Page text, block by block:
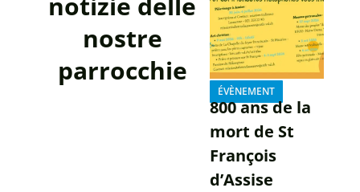
nostre
parrocchie
ÉVÈNEMENT
800 ans de la
mort de St
François
d’Assise